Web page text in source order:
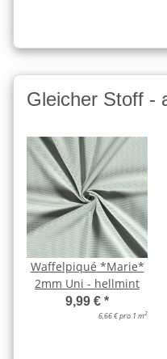
Gleicher Stoff -
Waffelpiqué *Marie*
2mm Uni - hellmint
9,99 € *
6,66 € pro 1 m2